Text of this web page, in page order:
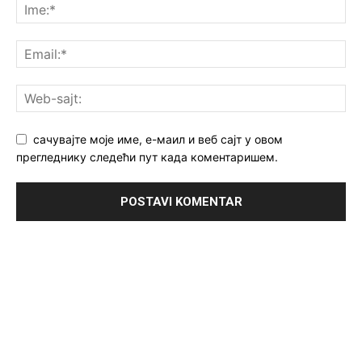
сачувајте моје име, е-маил и веб сајт у овом
прегледнику следећи пут када коментаришем.